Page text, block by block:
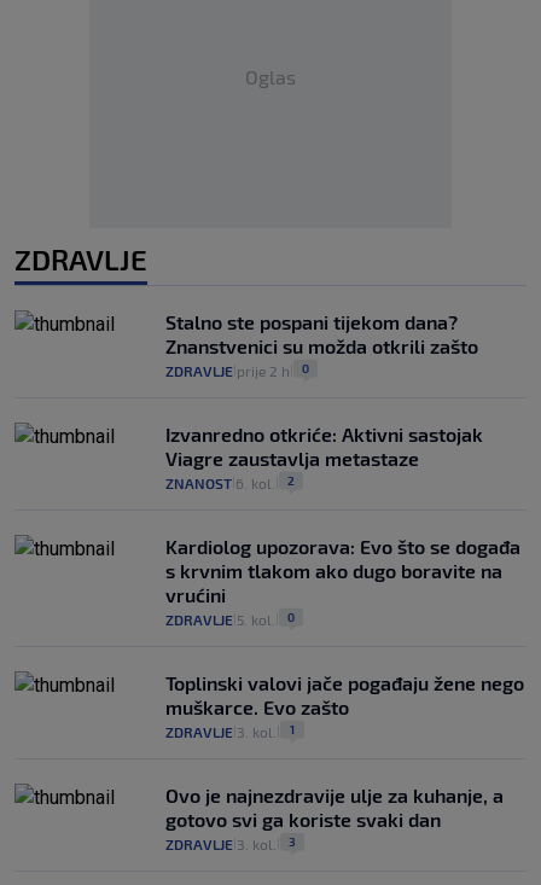
Oglas
ZDRAVLJE
Stalno ste pospani tijekom dana?
Znanstvenici su možda otkrili zašto
ZDRAVLJE prije 2 h 0
Izvanredno otkriće: Aktivni sastojak
Viagre zaustavlja metastaze
ZNANOST 6. kol. 2
Kardiolog upozorava: Evo što se događa
s krvnim tlakom ako dugo boravite na
vrućini
ZDRAVLJE 5. kol. 0
Toplinski valovi jače pogađaju žene nego
muškarce. Evo zašto
ZDRAVLJE 3. kol. 1
Ovo je najnezdravije ulje za kuhanje, a
gotovo svi ga koriste svaki dan
ZDRAVLJE 3. kol. 3